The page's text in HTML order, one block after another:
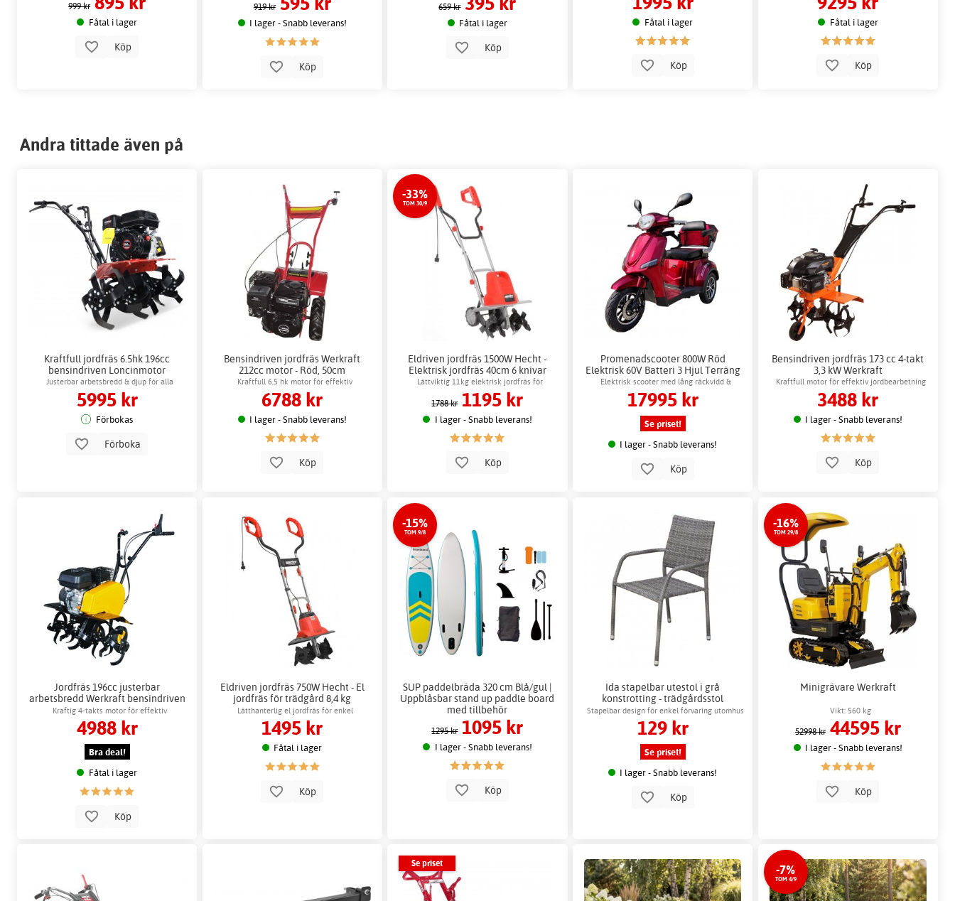
999 kr
Fåtal i lager
Köp
919 kr
I lager - Snabb leverans!
Köp
659 kr
Fåtal i lager
Köp
Fåtal i lager
Köp
Fåtal i lager
Köp
Andra tittade även på
Kraftfull jordfräs 6.5hk 196cc
bensindriven Loncinmotor
Justerbar arbetsbredd & djup för alla
jordtyper
5995 kr
Förbokas
Förboka
Bensindriven jordfräs Werkraft
212cc motor - Röd, 50cm
arbetsbredd
Kraftfull 6,5 hk motor för effektiv
jordbearbetning
6788 kr
I lager - Snabb leverans!
Köp
-33%
TOM 30/9
Eldriven jordfräs 1500W Hecht -
Elektrisk jordfräs 40cm 6 knivar
Lättviktig 11kg elektrisk jordfräs för
trädgårdsland
1788 kr 1195 kr
I lager - Snabb leverans!
Köp
Promenadscooter 800W Röd
Elektrisk 60V Batteri 3 Hjul Terräng
Elektrisk scooter med lång räckvidd &
komfort
17995 kr
Se priset!
I lager - Snabb leverans!
Köp
Bensindriven jordfräs 173 cc 4-takt
3,3 kW Werkraft
Kraftfull motor för effektiv jordbearbetning
3488 kr
I lager - Snabb leverans!
Köp
Jordfräs 196cc justerbar
arbetsbredd Werkraft bensindriven
Kraftig 4-takts motor för effektiv
jordbearbetning
4988 kr
Bra deal!
Fåtal i lager
Köp
Eldriven jordfräs 750W Hecht - El
jordfräs för trädgård 8,4 kg
Lätthanterlig el jordfräs för enkel
jordbearbetning
1495 kr
Fåtal i lager
Köp
-15%
TOM 9/8
SUP paddelbräda 320 cm Blå/gul |
Uppblåsbar stand up paddle board
med tillbehör
1295 kr 1095 kr
I lager - Snabb leverans!
Köp
Ida stapelbar utestol i grå
konstrotting - trädgårdsstol
utomhus
Stapelbar design för enkel förvaring utomhus
129 kr
Se priset!
I lager - Snabb leverans!
Köp
-16%
TOM 29/8
Minigrävare Werkraft
Vikt: 560 kg
52998 kr 44595 kr
I lager - Snabb leverans!
Köp
Se priset -7%
TOM 4/9